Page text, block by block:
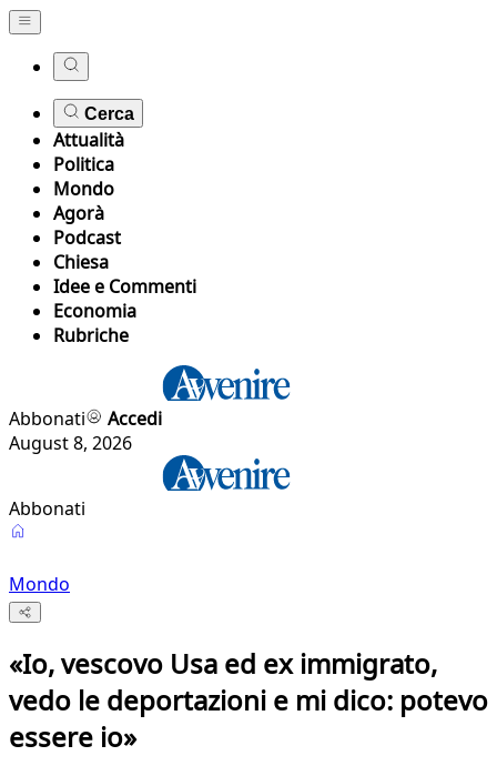
Cerca
Attualità
Politica
Mondo
Agorà
Podcast
Chiesa
Idee e Commenti
Economia
Rubriche
Abbonati
Accedi
August 8, 2026
Abbonati
Mondo
«Io, vescovo Usa ed ex immigrato,
vedo le deportazioni e mi dico: potevo
essere io»